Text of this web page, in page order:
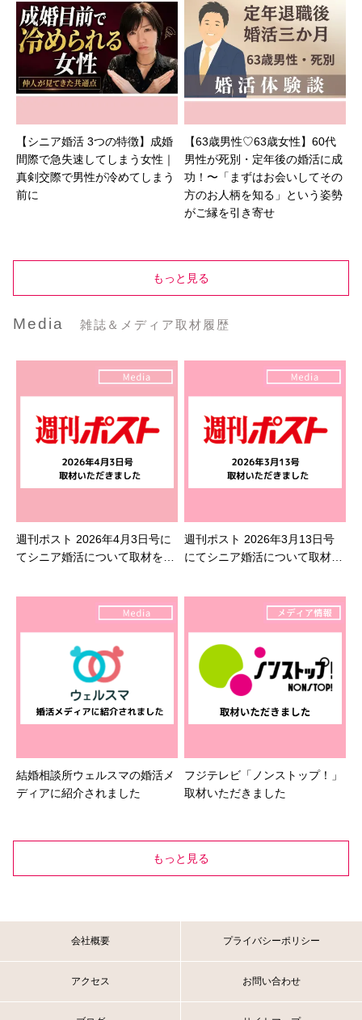
【シニア婚活 3つの特徴】成婚
間際で急失速してしまう女性｜
真剣交際で男性が冷めてしまう
前に
【63歳男性♡63歳女性】60代
男性が死別・定年後の婚活に成
功！〜「まずはお会いしてその
方のお人柄を知る」という姿勢
がご縁を引き寄せ
もっと見る
Media 雑誌＆メディア取材履歴
週刊ポスト 2026年4月3日号に
てシニア婚活について取材を受
週刊ポスト 2026年3月13日号
にてシニア婚活について取材を
結婚相談所ウェルスマの婚活メ
ディアに紹介されました
フジテレビ「ノンストップ！」
取材いただきました
もっと見る
会社概要 プライバシーポリシー
アクセス お問い合わせ